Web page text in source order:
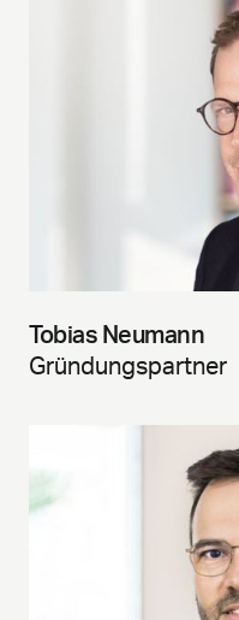
Tobias Neumann
Gründungspartner